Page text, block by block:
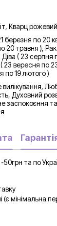
Кварц рожевий
березня по 20
20 травня ),
Діва ( 23 серпня
23 вересня по
по 19 лютого )
вилікування,
Духовний
заспокоєння
та по
(є мінімальна